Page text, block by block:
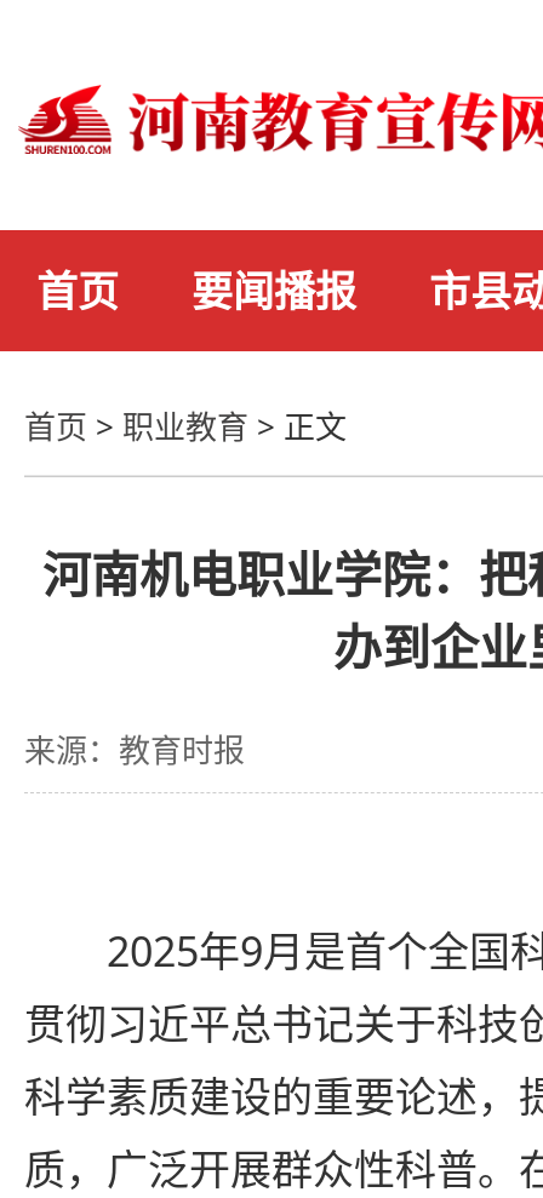
首页 要闻播报 市县
首页 > 职业教育 > 正文
河南机电职业学院：
办到企业
来源：教育时报
2025年9月是首个全国
贯彻习近平总书记关于科技
科学素质建设的重要论述，
质，广泛开展群众性科普。